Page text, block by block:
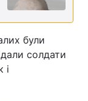
були
солдати
і